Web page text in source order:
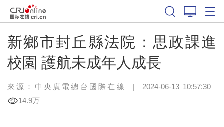
新鄉市封丘縣法院：思政課進
校園 護航未成年人成長
來源：中央廣電總台國際在線 | 2024-06-13 10:57:30
14.9万